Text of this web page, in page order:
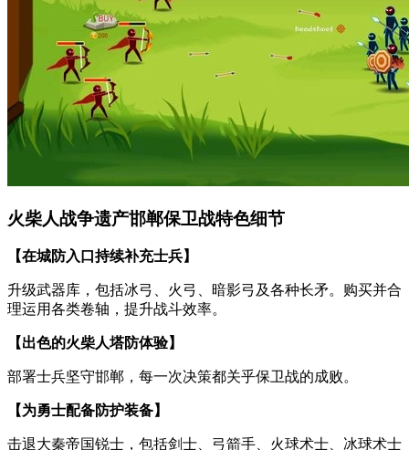
火柴人战争遗产邯郸保卫战特色细节
【在城防入口持续补充士兵】
升级武器库，包括冰弓、火弓、暗影弓及各种长矛。购买并合
理运用各类卷轴，提升战斗效率。
【出色的火柴人塔防体验】
部署士兵坚守邯郸，每一次决策都关乎保卫战的成败。
【为勇士配备防护装备】
击退大秦帝国锐士，包括剑士、弓箭手、火球术士、冰球术士